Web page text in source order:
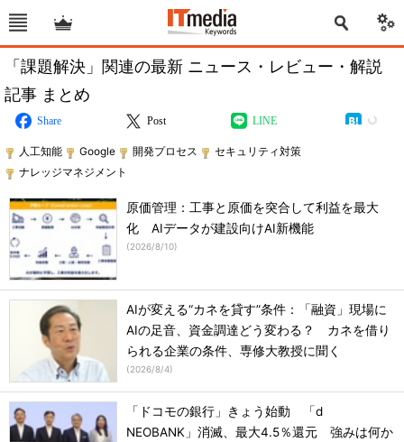
「課題解決」関連の最新 ニュース・レビュー・解説
記事 まとめ
Share Post LINE
人工知能 Google 開発プロセス
セキュリティ対策
ナレッジマネジメント
原価管理：工事と原価を突合して利益を最大
化 AIデータが建設向けAI新機能
(2026/8/10)
AIが変える“カネを貸す”条件：「融資」現場に
AIの足音、資金調達どう変わる？ カネを借り
られる企業の条件、専修大教授に聞く
(2026/8/4)
「ドコモの銀行」きょう始動 「d
NEOBANK」消滅、最大4.5％還元 強みは何か